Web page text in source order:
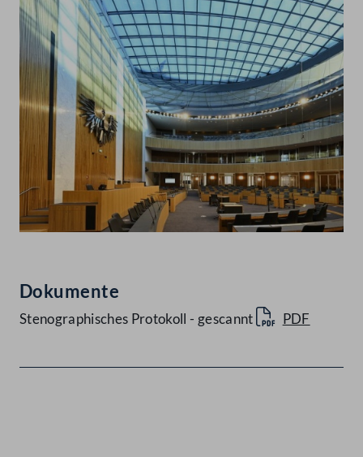
Dokumente
Stenographisches Protokoll - gescannt PDF